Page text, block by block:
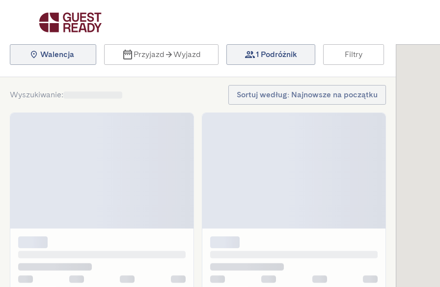
Walencja Przyjazd Wyjazd 1 Podróżnik Filtry
Wyszukiwanie: Sortuj według: Najnowsze na początku